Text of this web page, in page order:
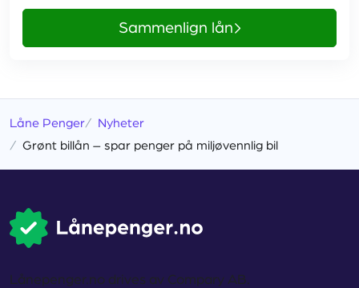
Sammenlign lån
Låne Penger
Nyheter
Grønt billån – spar penger på miljøvennlig bil
Lånepenger.no drives av Compary AB.